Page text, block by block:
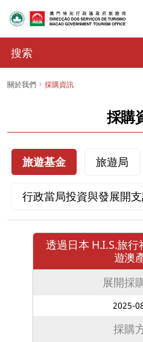
關於我們 採購資訊
採購
旅遊基金 旅遊局
行政當局投資與發展開
透過日本 H.I.S.旅行
遊澳
展開採
2025-
採購